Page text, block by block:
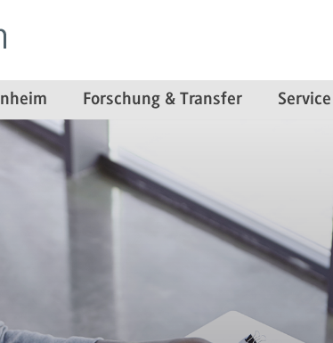
Forschung & Transfer Service